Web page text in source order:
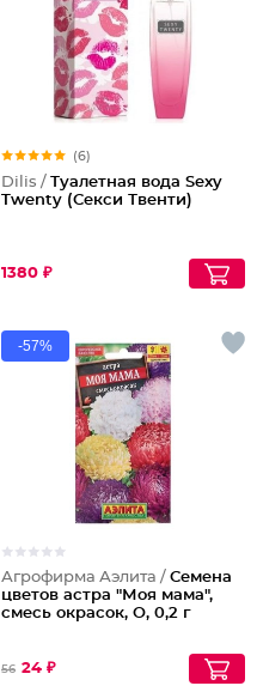
(6)
Dilis / Туалетная вода Sexy
Twenty (Секси Твенти)
1380 ₽
-57%
Агрофирма Аэлита / Семена
цветов астра "Моя мама",
смесь окрасок, О, 0,2 г
56 24 ₽